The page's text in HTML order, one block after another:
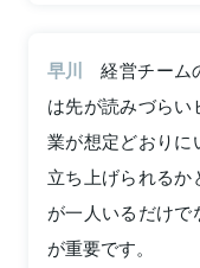
早川
経営チーム
は先が読みづら
業が想定どおりに
立ち上げられる
が一人いるだけで
が重要です。